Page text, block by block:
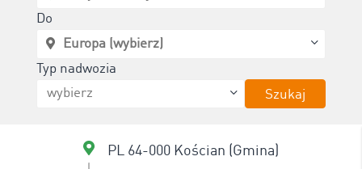
Do
Typ nadwozia
Szukaj
PL 64-000 Kościan (Gmina)